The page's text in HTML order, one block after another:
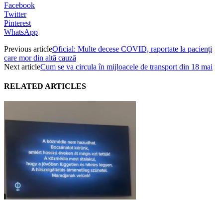
Facebook
Twitter
Pinterest
WhatsApp
Previous articleOficial: Multe decese COVID, raportate la pacienți
care mor din altă cauză
Next articleCum se va circula în mijloacele de transport din 18 mai
RELATED ARTICLES